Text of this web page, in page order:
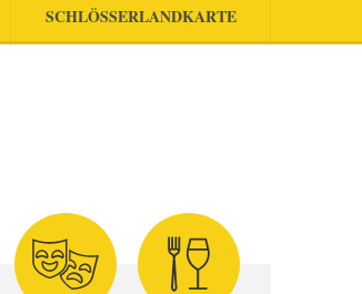
SCHLÖSSERLANDKARTE